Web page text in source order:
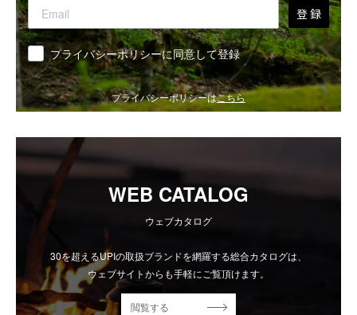
登 録
同意 プライバシーポリシーに同意して登録
プライバシーポリシーはこちら
WEB CATALOG
ウェブカタログ
30を超えるUPIの取扱ブランドを網羅する総合カタログは、
ウェブサイトからも手軽にご覧頂けます。
閲覧する